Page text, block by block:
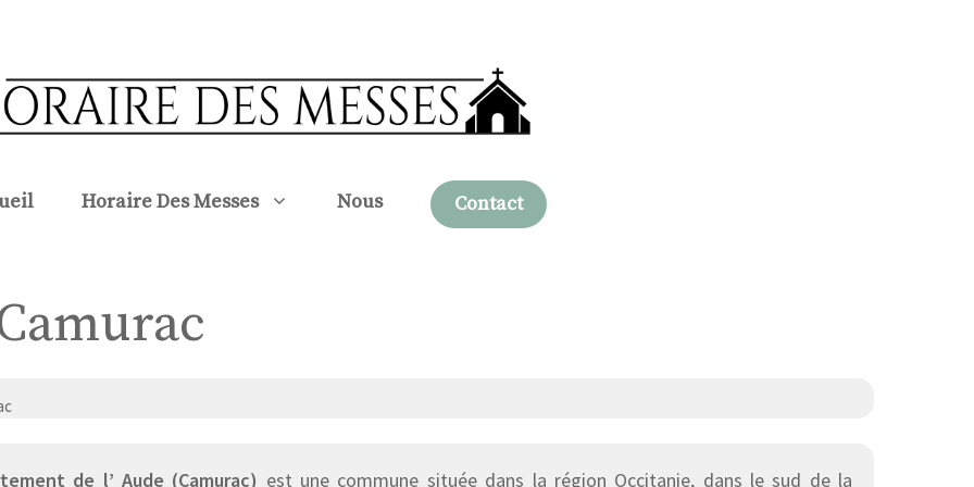
Horaire Des Messes Nous Contact
de l’ Aude (Camurac) est une commune située dans la région Occitanie, dans le sud de la